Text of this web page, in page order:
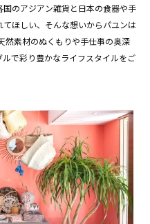
のアジアン雑貨と日本の食器や手
ほしい、そんな想いからパユンは
然素材のぬくもりや手仕事の奥深
で彩り豊かなライフスタイルをご